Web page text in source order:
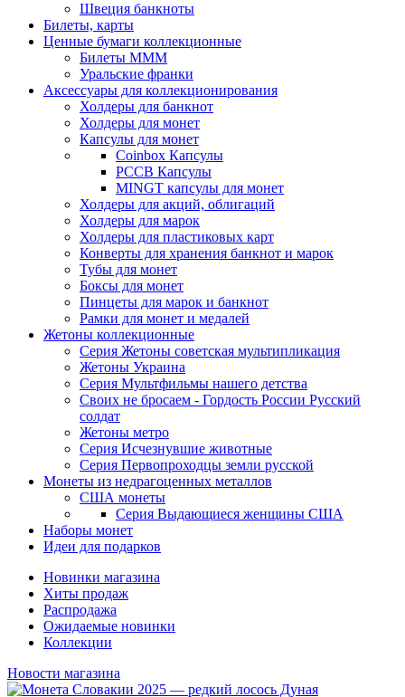
Швеция банкноты
Билеты, карты
Ценные бумаги коллекционные
Билеты МММ
Уральские франки
Аксессуары для коллекционирования
Холдеры для банкнот
Холдеры для монет
Капсулы для монет
Coinbox Капсулы
РССВ Капсулы
MINGT капсулы для монет
Холдеры для акций, облигаций
Холдеры для марок
Холдеры для пластиковых карт
Конверты для хранения банкнот и марок
Тубы для монет
Боксы для монет
Пинцеты для марок и банкнот
Рамки для монет и медалей
Жетоны коллекционные
Серия Жетоны советская мультипликация
Жетоны Украина
Серия Мультфильмы нашего детства
Своих не бросаем - Гордость России Русский
солдат
Жетоны метро
Серия Исчезнувшие животные
Серия Первопроходцы земли русской
Монеты из недрагоценных металлов
США монеты
Серия Выдающиеся женщины США
Наборы монет
Идеи для подарков
Новинки магазина
Хиты продаж
Распродажа
Ожидаемые новинки
Коллекции
Новости магазина